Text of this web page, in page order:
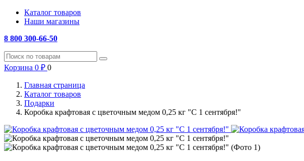
Каталог товаров
Наши магазины
8 800 300-66-50
Корзина 0 ₽ 0
Главная страница
Каталог товаров
Подарки
Коробка крафтовая с цветочным медом 0,25 кг "С 1 сентября!"